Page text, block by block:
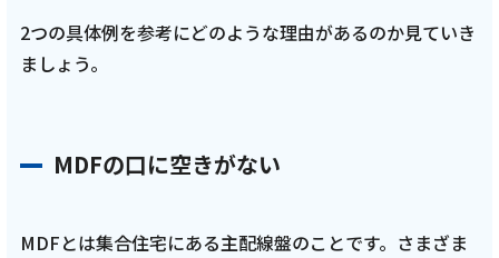
2つの具体例を参考にどのような理由があるのか見ていき
ましょう。
MDFの口に空きがない
MDFとは集合住宅にある主配線盤のことです。さまざま